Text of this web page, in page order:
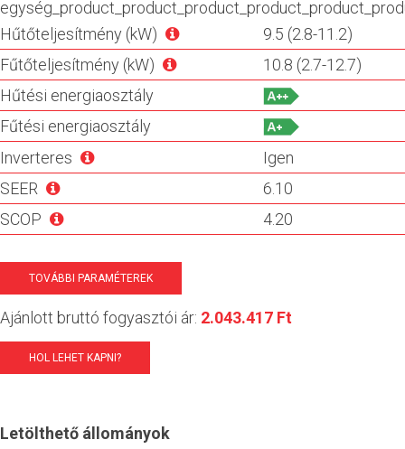
Hűtőteljesítmény (kW)
9.5 (2.8-11.2)
Fűtőteljesítmény (kW)
10.8 (2.7-12.7)
Hűtési energiaosztály
Fűtési energiaosztály
Inverteres
Igen
SEER
6.10
SCOP
4.20
TOVÁBBI PARAMÉTEREK
Ajánlott bruttó fogyasztói ár: 2.043.417 Ft
HOL LEHET KAPNI?
Letölthető állományok